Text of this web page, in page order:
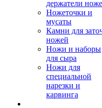
держатели
Ножеточки и
мусаты
Камни для
ножей
Ножи и наборы
для сыра
Ножи для
специальной
нарезки и
карвинга